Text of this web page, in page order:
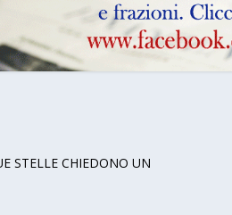
STELLE CHIEDONO UN